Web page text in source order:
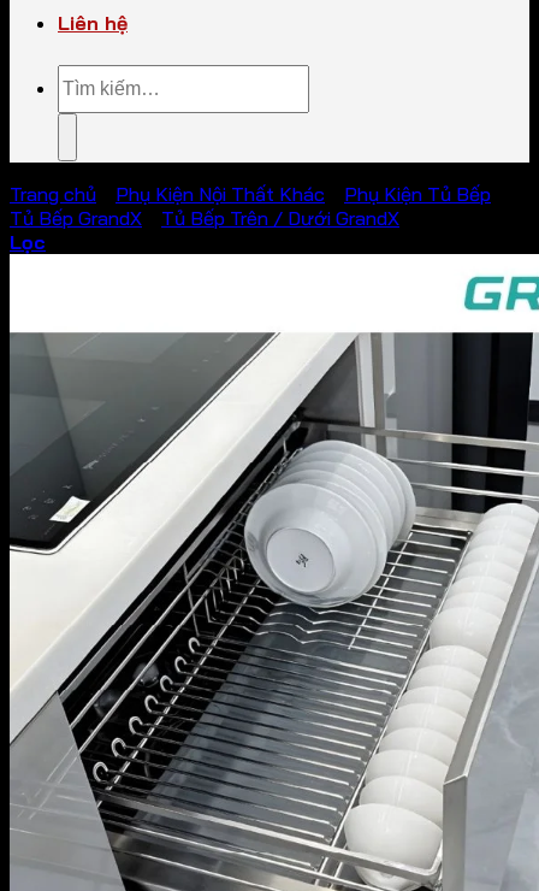
Liên hệ
Tìm
kiếm:
Trang chủ Phụ Kiện Nội Thất Khác Phụ Kiện Tủ Bếp
Tủ Bếp GrandX
Tủ Bếp Trên / Dưới GrandX
Lọc